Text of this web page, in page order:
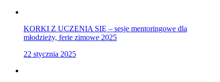
KORKI Z UCZENIA SIĘ – sesje mentoringowe dla
młodzieży, ferie zimowe 2025
22 stycznia 2025